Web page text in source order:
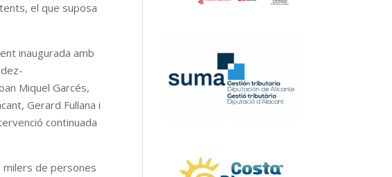
el que suposa
inaugurada amb
Miquel Garcés,
Gerard Fullana i
continuada
milers de persones